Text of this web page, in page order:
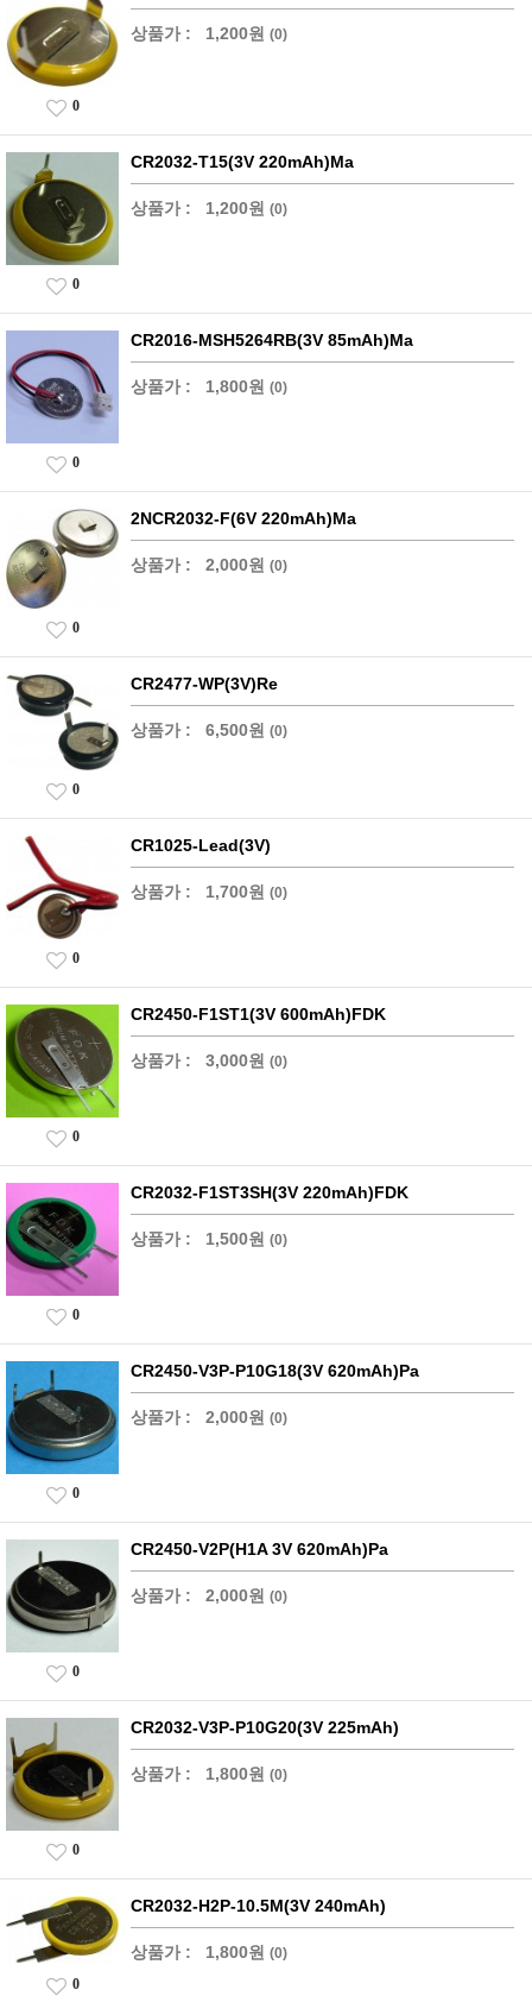
상품가 : 1,200원 (0)
0
CR2032-T15(3V 220mAh)Ma
상품가 : 1,200원 (0)
0
CR2016-MSH5264RB(3V 85mAh)Ma
상품가 : 1,800원 (0)
0
2NCR2032-F(6V 220mAh)Ma
상품가 : 2,000원 (0)
0
CR2477-WP(3V)Re
상품가 : 6,500원 (0)
0
CR1025-Lead(3V)
상품가 : 1,700원 (0)
0
CR2450-F1ST1(3V 600mAh)FDK
상품가 : 3,000원 (0)
0
CR2032-F1ST3SH(3V 220mAh)FDK
상품가 : 1,500원 (0)
0
CR2450-V3P-P10G18(3V 620mAh)Pa
상품가 : 2,000원 (0)
0
CR2450-V2P(H1A 3V 620mAh)Pa
상품가 : 2,000원 (0)
0
CR2032-V3P-P10G20(3V 225mAh)
상품가 : 1,800원 (0)
0
CR2032-H2P-10.5M(3V 240mAh)
상품가 : 1,800원 (0)
0